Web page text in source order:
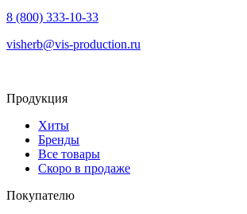
8 (800) 333-10-33
visherb@vis-production.ru
Продукция
Хиты
Бренды
Все товары
Скоро в продаже
Покупателю